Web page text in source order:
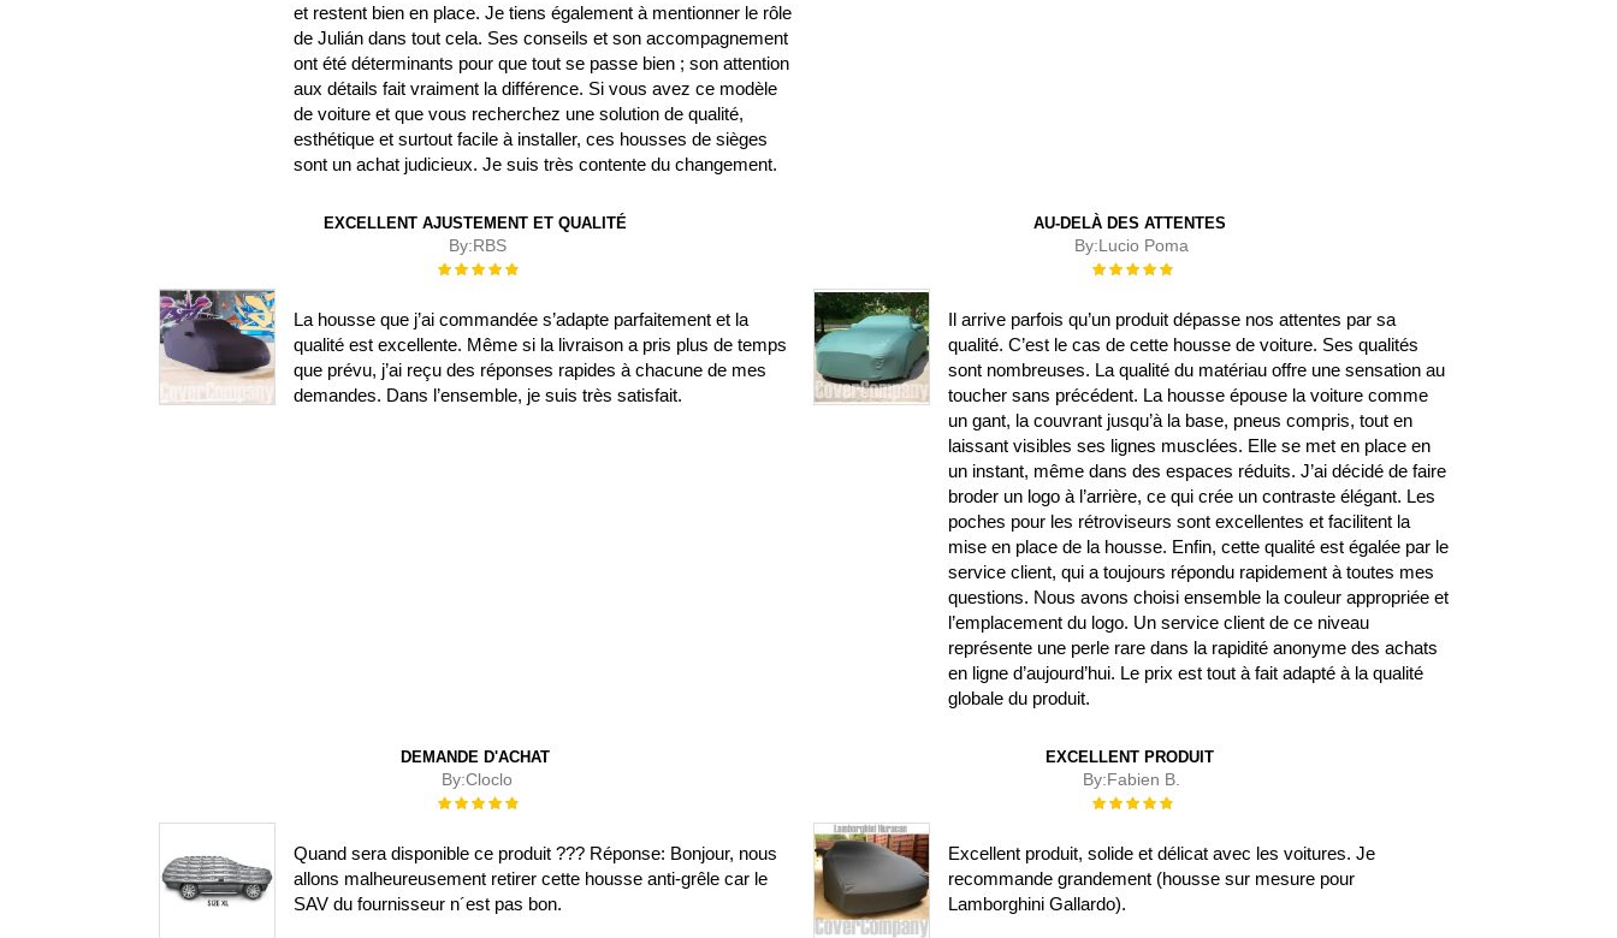
et restent bien en place. Je tiens également à mentionner le rôle
de Julián dans tout cela. Ses conseils et son accompagnement
ont été déterminants pour que tout se passe bien ; son attention
aux détails fait vraiment la différence. Si vous avez ce modèle
de voiture et que vous recherchez une solution de qualité,
esthétique et surtout facile à installer, ces housses de sièges
sont un achat judicieux. Je suis très contente du changement.
EXCELLENT AJUSTEMENT ET QUALITÉ
By:RBS
Évaluation :
La housse que j’ai commandée s’adapte parfaitement et la
qualité est excellente. Même si la livraison a pris plus de temps
que prévu, j’ai reçu des réponses rapides à chacune de mes
demandes. Dans l’ensemble, je suis très satisfait.
AU-DELÀ DES ATTENTES
By:Lucio Poma
Évaluation :
Il arrive parfois qu’un produit dépasse nos attentes par sa
qualité. C’est le cas de cette housse de voiture. Ses qualités
sont nombreuses. La qualité du matériau offre une sensation au
toucher sans précédent. La housse épouse la voiture comme
un gant, la couvrant jusqu’à la base, pneus compris, tout en
laissant visibles ses lignes musclées. Elle se met en place en
un instant, même dans des espaces réduits. J’ai décidé de faire
broder un logo à l’arrière, ce qui crée un contraste élégant. Les
poches pour les rétroviseurs sont excellentes et facilitent la
mise en place de la housse. Enfin, cette qualité est égalée par le
service client, qui a toujours répondu rapidement à toutes mes
questions. Nous avons choisi ensemble la couleur appropriée et
l’emplacement du logo. Un service client de ce niveau
représente une perle rare dans la rapidité anonyme des achats
en ligne d’aujourd’hui. Le prix est tout à fait adapté à la qualité
globale du produit.
DEMANDE D'ACHAT
By:Cloclo
Évaluation :
Quand sera disponible ce produit ??? Réponse: Bonjour, nous
allons malheureusement retirer cette housse anti-grêle car le
SAV du fournisseur n´est pas bon.
EXCELLENT PRODUIT
By:Fabien B.
Évaluation :
Excellent produit, solide et délicat avec les voitures. Je
recommande grandement (housse sur mesure pour
Lamborghini Gallardo).